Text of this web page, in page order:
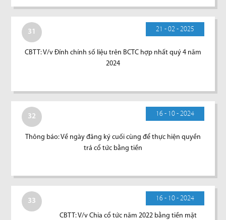
31 21 - 02 - 2025
CBTT: V/v Đính chính số liệu trên BCTC hợp nhất quý 4 năm
2024
32 16 - 10 - 2024
Thông báo: Về ngày đăng ký cuối cùng để thực hiện quyền
trả cổ tức bằng tiền
33 16 - 10 - 2024
CBTT: V/v Chia cổ tức năm 2022 bằng tiền mặt